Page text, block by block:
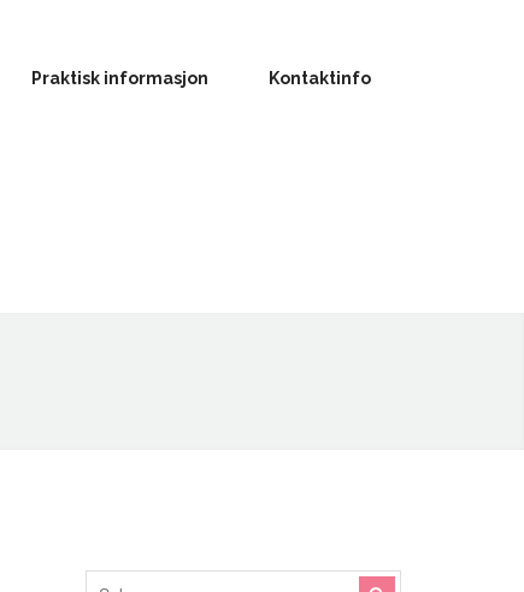
Praktisk informasjon Kontaktinfo